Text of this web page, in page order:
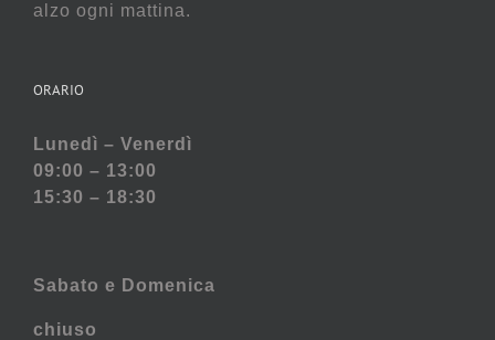
alzo ogni mattina.
ORARIO
Lunedì – Venerdì
09:00 – 13:00
15:30 – 18:30
Sabato e Domenica
chiuso